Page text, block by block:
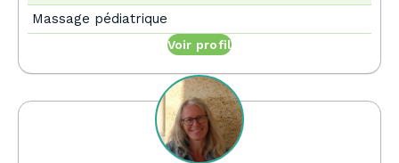
Massage pédiatrique
Voir profil